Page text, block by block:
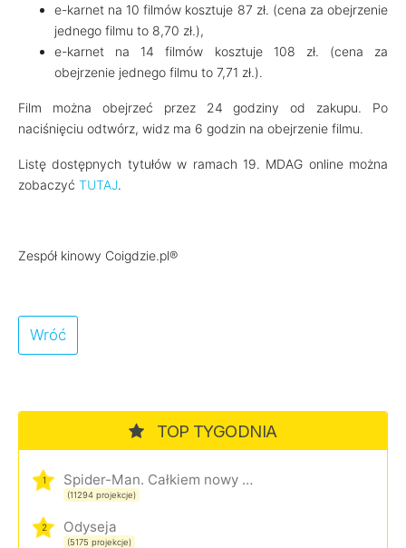
e-karnet na 10 filmów kosztuje 87 zł. (cena za obejrzenie
jednego filmu to 8,70 zł.),
e-karnet na 14 filmów kosztuje 108 zł. (cena za
obejrzenie jednego filmu to 7,71 zł.).
Film można obejrzeć przez 24 godziny od zakupu. Po
naciśnięciu odtwórz, widz ma 6 godzin na obejrzenie filmu.
Listę dostępnych tytułów w ramach 19. MDAG online można
zobaczyć TUTAJ.
Zespół kinowy Coigdzie.pl®
Wróć
TOP TYGODNIA
1 Spider-Man. Całkiem nowy dzień
(11294 projekcje)
2 Odyseja
(5175 projekcje)